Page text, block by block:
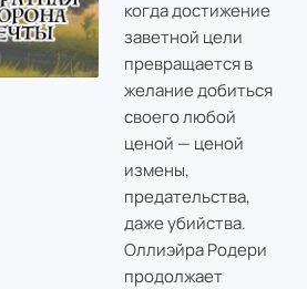
когда достижение
заветной цели
превращается в
желание добиться
своего любой
ценой — ценой
измены,
предательства,
даже убийства.
Оллиэйра Родери
продолжает